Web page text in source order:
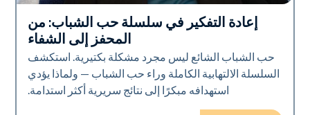
صحة الجلد
إعادة التفكير في سلسلة حب الشباب: من
المحفز إلى الشفاء
حب الشباب الشائع ليس مجرد مشكلة بكتيرية. استكشف
السلسلة الالتهابية الكاملة وراء حب الشباب — ولماذا يؤدي
استهدافه مبكرًا إلى نتائج سريرية أكثر استدامة.